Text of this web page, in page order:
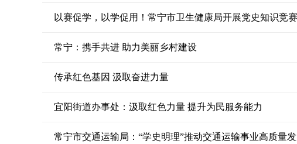
以赛促学，以学促用！常宁市卫生健康局开展党史知识竞赛
常宁：携手共进 助力美丽乡村建设
传承红色基因 汲取奋进力量
宜阳街道办事处：汲取红色力量 提升为民服务能力
常宁市交通运输局：“学史明理”推动交通运输事业高质量